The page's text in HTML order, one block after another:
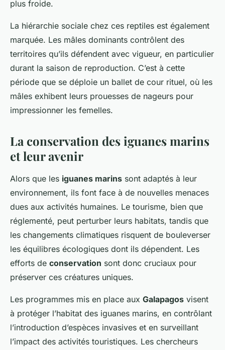
plus froide.
La hiérarchie sociale chez ces reptiles est également
marquée. Les mâles dominants contrôlent des
territoires qu’ils défendent avec vigueur, en particulier
durant la saison de reproduction. C’est à cette
période que se déploie un ballet de cour rituel, où les
mâles exhibent leurs prouesses de nageurs pour
impressionner les femelles.
La conservation des iguanes marins
et leur avenir
Alors que les iguanes marins sont adaptés à leur
environnement, ils font face à de nouvelles menaces
dues aux activités humaines. Le tourisme, bien que
réglementé, peut perturber leurs habitats, tandis que
les changements climatiques risquent de bouleverser
les équilibres écologiques dont ils dépendent. Les
efforts de conservation sont donc cruciaux pour
préserver ces créatures uniques.
Les programmes mis en place aux Galapagos visent
à protéger l’habitat des iguanes marins, en contrôlant
l’introduction d’espèces invasives et en surveillant
l’impact des activités touristiques. Les chercheurs